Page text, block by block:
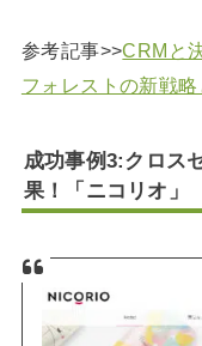
参考記事>>CRMと
フォレストの新戦略
成功事例3:クロス
果！「ニコリオ」